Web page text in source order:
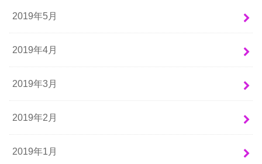
2019年5月
2019年4月
2019年3月
2019年2月
2019年1月